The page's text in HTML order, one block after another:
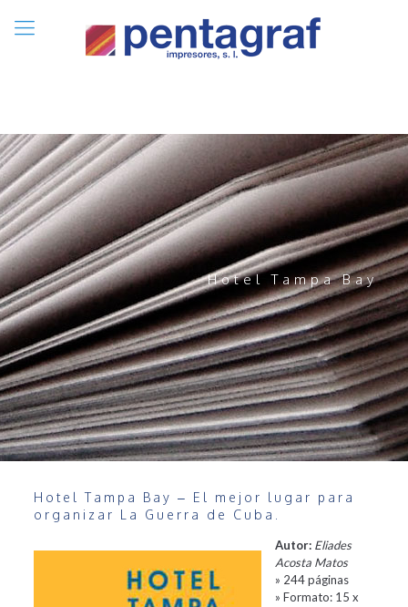
Hotel Tampa Bay
Hotel Tampa Bay – El mejor lugar para
organizar La Guerra de Cuba.
Autor: Eliades
Acosta Matos
» 244 páginas
» Formato: 15 x